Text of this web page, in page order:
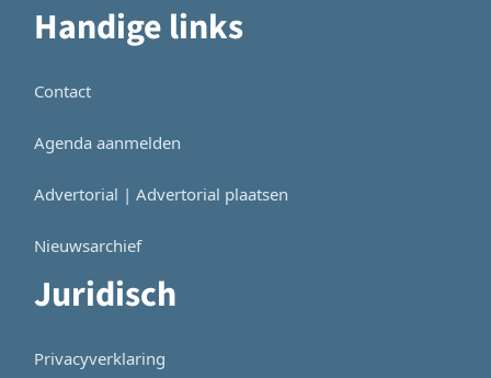
Handige links
Contact
Agenda aanmelden
Advertorial | Advertorial plaatsen
Nieuwsarchief
Juridisch
Privacyverklaring